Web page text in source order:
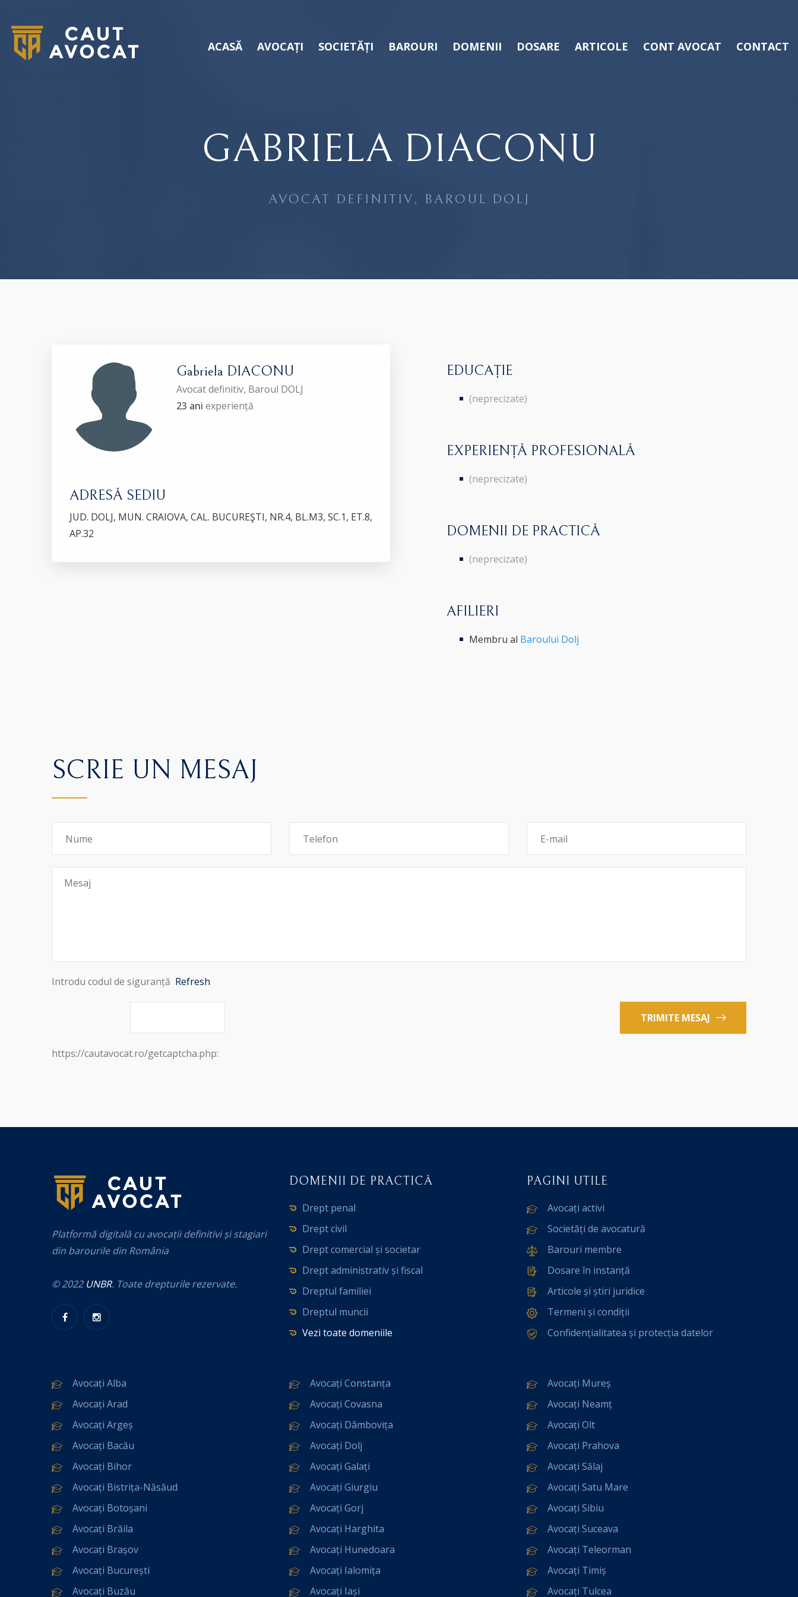
ACASĂ AVOCAȚI SOCIETĂȚI BAROURI DOMENII DOSARE ARTICOLE CONT AVOCAT CONTACT
GABRIELA DIACONU
AVOCAT DEFINITIV, BAROUL DOLJ
Gabriela DIACONU
Avocat definitiv, Baroul DOLJ
23 ani experiență
ADRESĂ SEDIU
JUD. DOLJ, MUN. CRAIOVA, CAL. BUCUREŞTI, NR.4, BL.M3, SC.1, ET.8,
AP.32
EDUCAȚIE
(neprecizate)
EXPERIENȚĂ PROFESIONALĂ
(neprecizate)
DOMENII DE PRACTICĂ
(neprecizate)
AFILIERI
Membru al Baroului Dolj
SCRIE UN MESAJ
Introdu codul de siguranță Refresh
TRIMITE MESAJ
https://cautavocat.ro/getcaptcha.php:
Platformă digitală cu avocații definitivi și stagiari
din barourile din România
© 2022 UNBR. Toate drepturile rezervate.
DOMENII DE PRACTICĂ
Drept penal
Drept civil
Drept comercial și societar
Drept administrativ și fiscal
Dreptul familiei
Dreptul muncii
Vezi toate domeniile
PAGINI UTILE
Avocați activi
Societăți de avocatură
Barouri membre
Dosare în instanță
Articole și știri juridice
Termeni și condiții
Confidențialitatea și protecția datelor
Avocați Alba
Avocați Arad
Avocați Argeș
Avocați Bacău
Avocați Bihor
Avocați Bistrița-Năsăud
Avocați Botoșani
Avocați Brăila
Avocați Brașov
Avocați București
Avocați Buzău
Avocați Constanța
Avocați Covasna
Avocați Dâmbovița
Avocați Dolj
Avocați Galați
Avocați Giurgiu
Avocați Gorj
Avocați Harghita
Avocați Hunedoara
Avocați Ialomița
Avocați Iași
Avocați Mureș
Avocați Neamț
Avocați Olt
Avocați Prahova
Avocați Sălaj
Avocați Satu Mare
Avocați Sibiu
Avocați Suceava
Avocați Teleorman
Avocați Timiș
Avocați Tulcea